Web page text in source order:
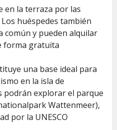
en la terraza por las
Los huéspedes también
común y pueden alquilar
forma gratuita
una base ideal para
en la isla de
podrán explorar el parque
Wattenmeer),
por la UNESCO